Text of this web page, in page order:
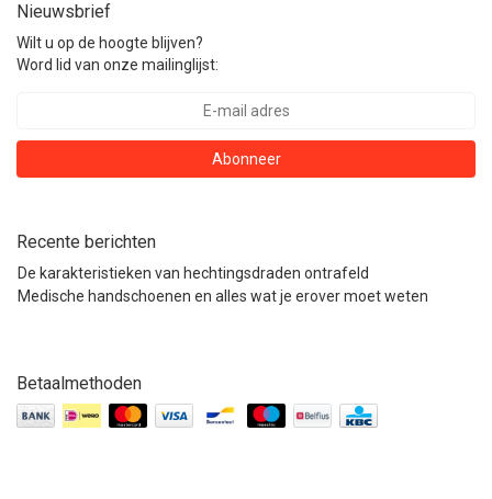
Nieuwsbrief
Wilt u op de hoogte blijven?
Word lid van onze mailinglijst:
Abonneer
Recente berichten
De karakteristieken van hechtingsdraden ontrafeld
Medische handschoenen en alles wat je erover moet weten
Betaalmethoden